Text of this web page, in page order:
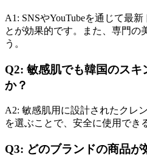
A1: SNSやYouTubeを通じて最
とが効果的です。また、専門の
う。
Q2: 敏感肌でも韓国のス
か？
A2: 敏感肌用に設計されたクレ
を選ぶことで、安全に使用でき
Q3: どのブランドの商品が